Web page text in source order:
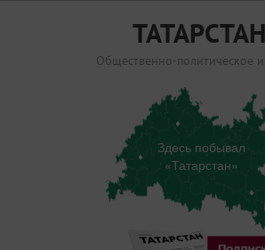
ТАТАРСТАН
Общественно-политическое
Здесь побывал
«Татарстан»